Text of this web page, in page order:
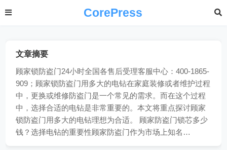
CorePress
文章摘要
顾家锁防盗门24小时全国各售后受理客服中心：400-1865-
909；顾家锁防盗门用多大的电钻在家庭装修或者维护过程
中，更换或维修防盗门是一个常见的需求。而在这个过程
中，选择合适的电钻是非常重要的。本文将重点探讨顾家
锁防盗门用多大的电钻理想为合适。 顾家防盗门锁芯多少
钱？选择电钻的重要性顾家防盗门作为市场上知名…